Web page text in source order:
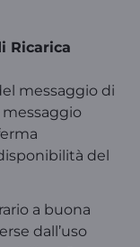
Ricarica
messaggio di
del
a buona
dall’uso